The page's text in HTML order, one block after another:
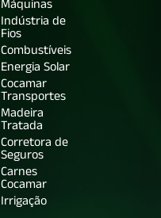
Máquinas
Indústria de
Fios
Combustíveis
Energia Solar
Cocamar
Transportes
Madeira
Tratada
Corretora de
Seguros
Carnes
Cocamar
Irrigação